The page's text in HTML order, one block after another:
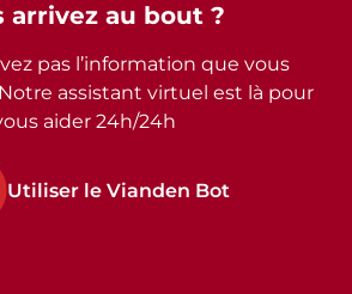
arrivez au bout ?
pas l’information que vous
assistant virtuel est là pour
aider 24h/24h
Utiliser le Vianden Bot